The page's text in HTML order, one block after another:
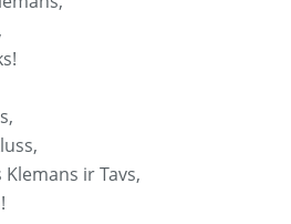
ir Tavs,